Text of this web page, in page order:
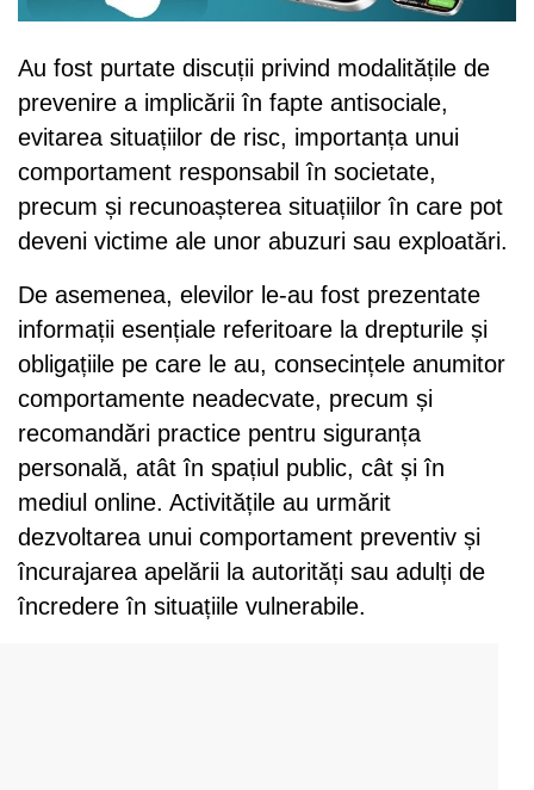
Au fost purtate discuții privind modalitățile de
prevenire a implicării în fapte antisociale,
evitarea situațiilor de risc, importanța unui
comportament responsabil în societate,
precum și recunoașterea situațiilor în care pot
deveni victime ale unor abuzuri sau exploatări.
De asemenea, elevilor le-au fost prezentate
informații esențiale referitoare la drepturile și
obligațiile pe care le au, consecințele anumitor
comportamente neadecvate, precum și
recomandări practice pentru siguranța
personală, atât în spațiul public, cât și în
mediul online. Activitățile au urmărit
dezvoltarea unui comportament preventiv și
încurajarea apelării la autorități sau adulți de
încredere în situațiile vulnerabile.